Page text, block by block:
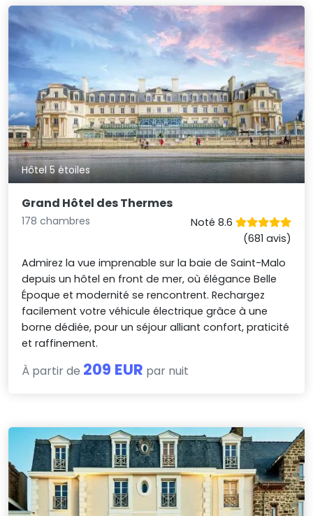
Hôtel 5 étoiles
Grand Hôtel des Thermes
178 chambres
Noté 8.6
(681 avis)
Admirez la vue imprenable sur la baie de Saint-Malo
depuis un hôtel en front de mer, où élégance Belle
Époque et modernité se rencontrent. Rechargez
facilement votre véhicule électrique grâce à une
borne dédiée, pour un séjour alliant confort, praticité
et raffinement.
À partir de 209 EUR par nuit